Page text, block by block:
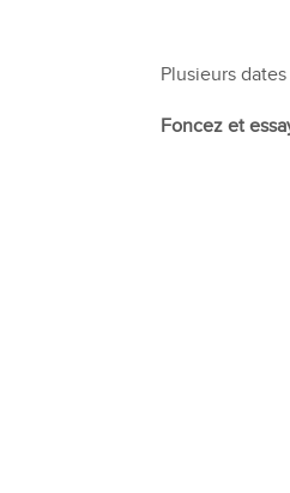
Plusieurs
Foncez et